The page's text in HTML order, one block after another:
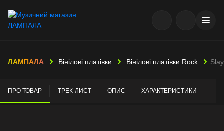
ЛАМПАЛА Вінілові платівки Вінілові платівки Rock
ПРО ТОВАР ТРЕК-ЛИСТ ОПИС ХАРАКТЕРИСТИКИ